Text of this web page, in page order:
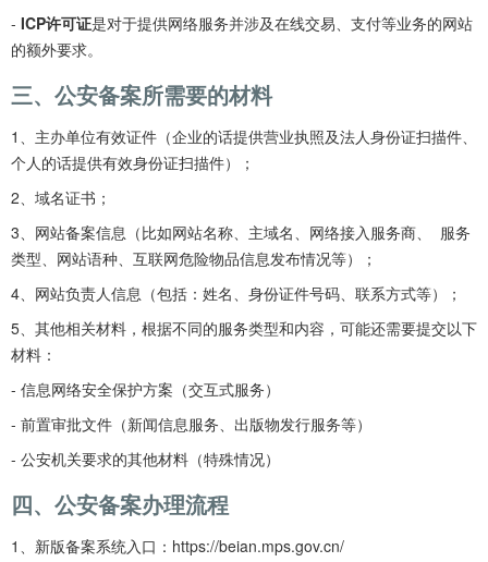
- ICP许可证是对于提供网络服务并涉及在线交易、支付等业务的网站
的额外要求。
三、公安备案所需要的材料
1、主办单位有效证件（企业的话提供营业执照及法人身份证扫描件、
个人的话提供有效身份证扫描件）；
2、域名证书；
3、网站备案信息（比如网站名称、主域名、网络接入服务商、  服务
类型、网站语种、互联网危险物品信息发布情况等）；
4、网站负责人信息（包括：姓名、身份证件号码、联系方式等）；
5、其他相关材料，根据不同的服务类型和内容，可能还需要提交以下
材料：
- 信息网络安全保护方案（交互式服务）
- 前置审批文件（新闻信息服务、出版物发行服务等）
- 公安机关要求的其他材料（特殊情况）
四、公安备案办理流程
1、新版备案系统入口：https://beian.mps.gov.cn/